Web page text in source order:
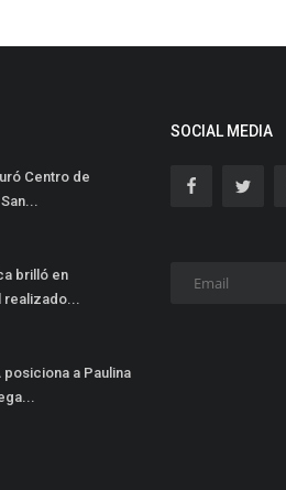
Centro de
brilló en
realizado...
posiciona a Paulina
SOCIAL MEDIA